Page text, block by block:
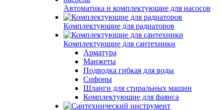
Автоматика и комплектующие для насосов
Комплектующие для радиаторов
Комплектующие для сантехники
Арматура
Манжеты
Подводка гибкая для воды
Сифоны
Шланги для стиральных машин
Комплектующие для фаянса